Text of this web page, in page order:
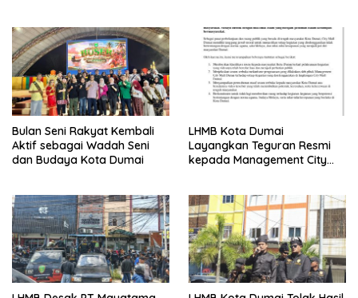
Bulan Seni Rakyat Kembali
Aktif sebagai Wadah Seni
dan Budaya Kota Dumai
LHMB Kota Dumai
Layangkan Teguran Resmi
kepada Management City
kepada Masyarakat